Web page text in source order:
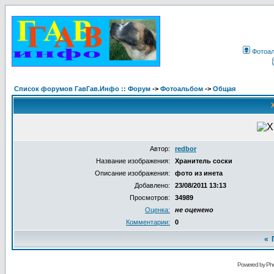
Список форумов ГавГав.Инфо :: Форум -> Фотоальбом -> Общая
Автор:
redbor
Название изображения:
Хранитель соски
Описание изображения:
фото из инета
Добавлено:
23/08/2011 13:13
Просмотров:
34989
Оценка:
не оценено
Комментарии:
0
«
Powered by